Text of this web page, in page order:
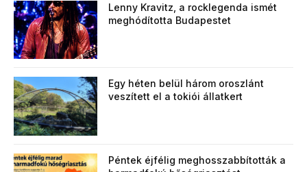
Lenny Kravitz, a rocklegenda ismét
meghódította Budapestet
Egy héten belül három oroszlánt
veszített el a tokiói állatkert
Péntek éjfélig meghosszabbították a